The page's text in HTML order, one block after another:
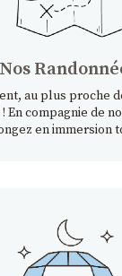
Nos
au plus proche
En compagnie de
en immersion